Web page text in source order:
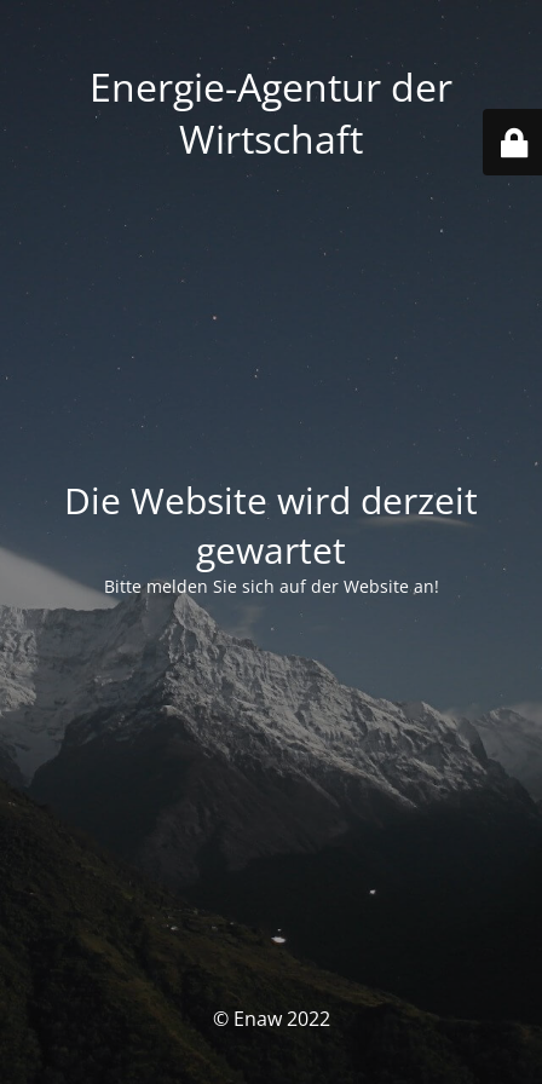
Energie-Agentur der
Wirtschaft
Die Website wird derzeit
gewartet
Bitte melden Sie sich auf der Website an!
© Enaw 2022